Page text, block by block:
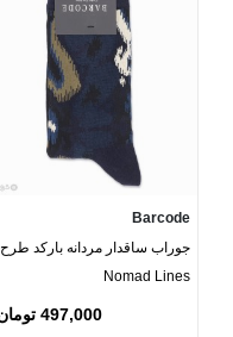
Barcode
جوراب ساقدار مردانه بارکد طرح
Nomad Lines
497,000 تومان